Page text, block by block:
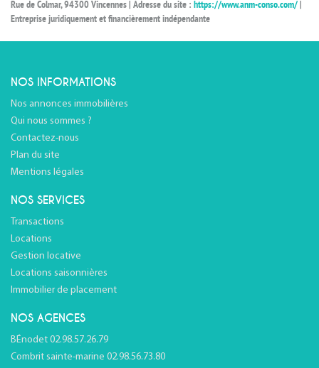
Rue de Colmar, 94300 Vincennes | Adresse du site : https://www.anm-conso.com/
Entreprise juridiquement et financièrement indépendante
NOS INFORMATIONS
Nos annonces immobilières
Qui nous sommes ?
Contactez-nous
Plan du site
Mentions légales
NOS SERVICES
Transactions
Locations
Gestion locative
Locations saisonnières
Immobilier de placement
NOS AGENCES
BÉnodet 02.98.57.26.79
Combrit sainte-marine 02.98.56.73.80